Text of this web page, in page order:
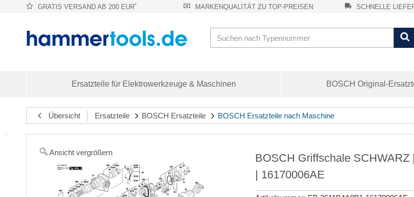
GRATIS VERSAND AB 200 EUR* MARKENQUALITÄT ZU TOP-PREISEN SCHNELLE
Ersatzteile für Elektrowerkzeuge & Maschinen BOSCH Original-
Übersicht Ersatzteile BOSCH Ersatzteile BOSCH Ersatzteile nach Maschine
Ansicht vergrößern
BOSCH Griffschale
| 16170006AE